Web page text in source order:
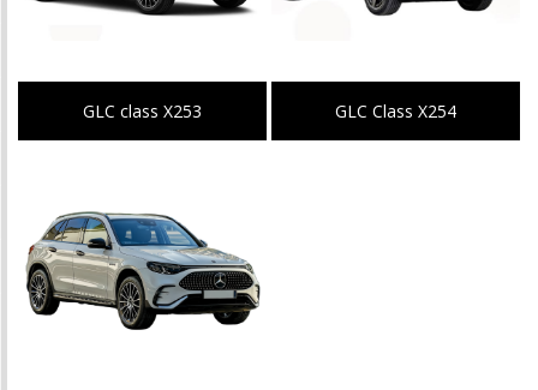
GLC class X253 GLC Class X254